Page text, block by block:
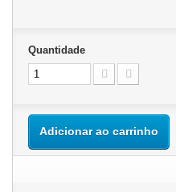
Quantidade
Adicionar ao carrinho